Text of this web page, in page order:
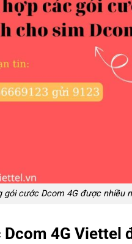
gói cước Dcom 4G được nhiều
4G Viettel